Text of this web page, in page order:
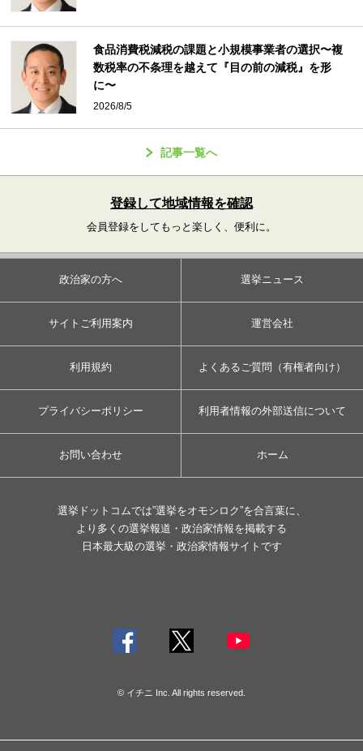
食品消費税減税の課題と小規模事業者の選択〜複
数税率の不条理を越えて『目の前の減税』を形
に〜
2026/8/5
記事一覧へ
登録して地域情報を確認
会員登録をしてもっと楽しく、便利に。
政治家の方へ 選挙ニュース
サイトご利用案内 運営会社
利用規約 よくあるご質問（有権者向け）
プライバシーポリシー 利用者情報の外部送信について
お問い合わせ ホーム
選挙ドットコムでは”選挙をオモシロク”を合言葉に、
より多くの選挙報道・政治家情報を掲載する
日本最大級の選挙・政治家情報サイトです
© イチニ Inc. All rights reserved.